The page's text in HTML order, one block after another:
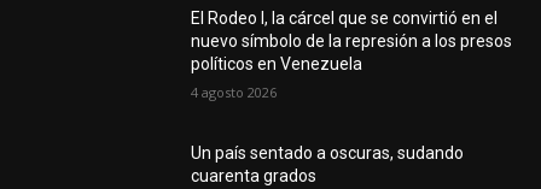
El Rodeo I, la cárcel que se convirtió en el
nuevo símbolo de la represión a los presos
políticos en Venezuela
4 agosto 2026
Un país sentado a oscuras, sudando
cuarenta grados